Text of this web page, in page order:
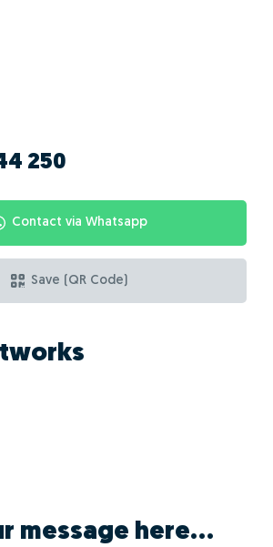
250
Contact via Whatsapp
Save (QR Code)
message here...